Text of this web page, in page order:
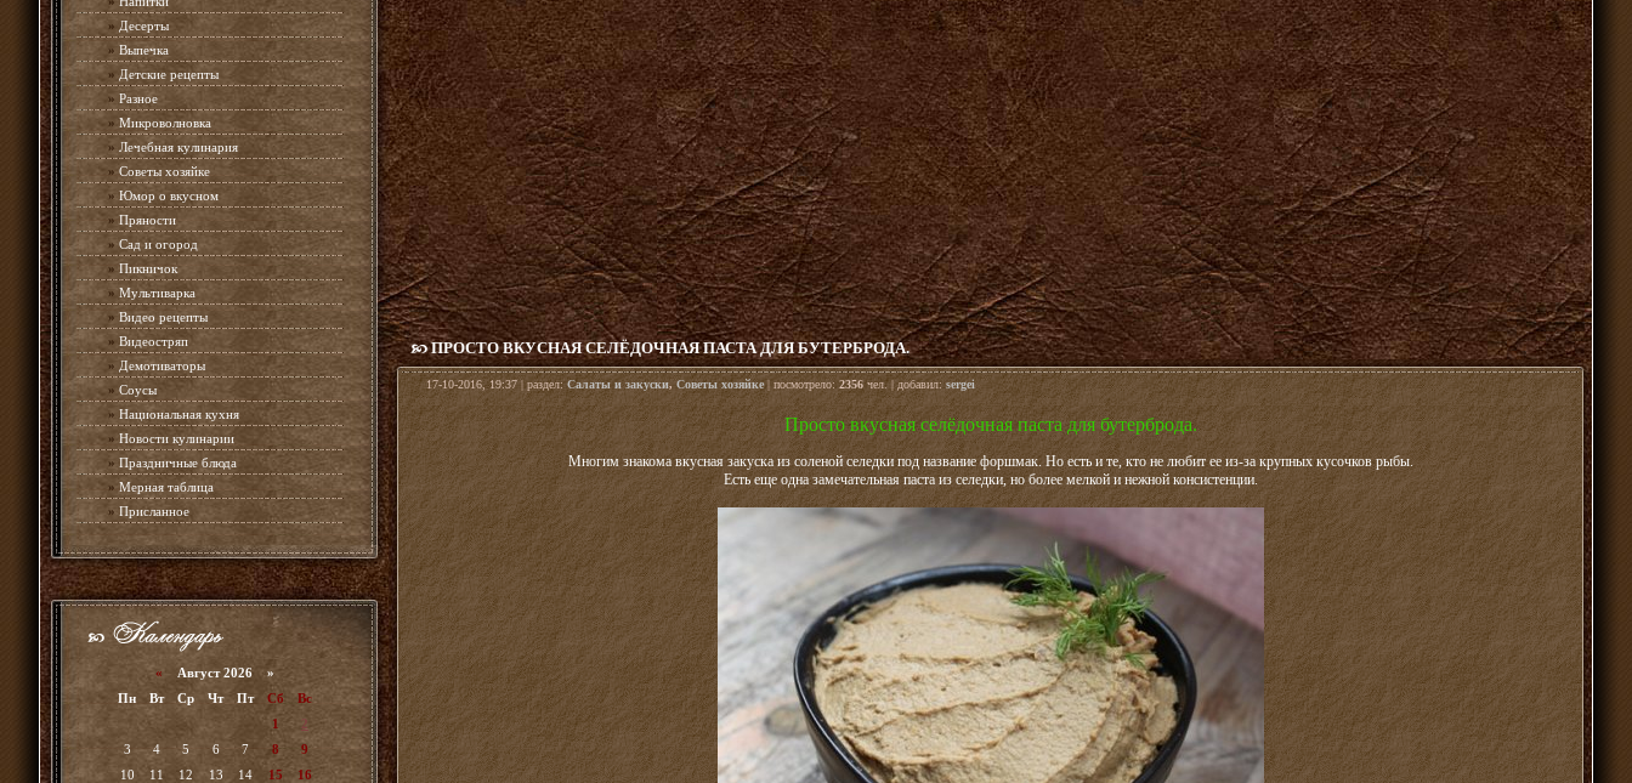
»Десерты
» Выпечка
» Детские рецепты
» Разное
» Микроволновка
» Лечебная кулинария
» Советы хозяйке
» Юмор о вкусном
» Пряности
» Сад и огород
» Пикничок
» Мультиварка
» Видео рецепты
» Видеостряп
» Демотиваторы
» Соусы
» Национальная кухня
» Новости кулинарии
» Праздничные блюда
» Мерная таблица
» Присланное
« Август 2026 »
Пн
Вт Ср Чт Пт Сб
Вс
1
2
3
4 5 6 7 8
9
10
11 12 13 14 15
16
ПРОСТО ВКУСНАЯ СЕЛЁДОЧНАЯ ПАСТА ДЛЯ БУТЕРБРОДА.
17-10-2016, 19:37 | раздел:Салаты и закуски,Советы хозяйке| посмотрело: 2356 чел. | добавил: sergei
Просто вкусная селёдочная паста для бутерброда.
Многим знакома вкусная закуска из соленой селедки под название форшмак. Но есть и те, кто не любит ее из-за крупных кусочков рыбы.
Есть еще одна замечательная паста из селедки, но более мелкой и нежной консистенции.